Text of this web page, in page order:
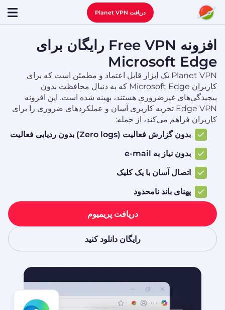
دریافت Planet VPN
افزونه Free VPN رایگان برای
Microsoft Edge
Planet VPN یک ابزار قابل اعتماد و مطمئن است که برای
کاربران Microsoft Edge که به دنبال محافظت بدون
پیچیدگی‌های غیرضروری هستند، بهینه شده است. این افزونه
Edge VPN تجربه کاربری آسان و عملکردهای ضروری را برای
کاربران فراهم می‌کند، از جمله:
بدون گزارش فعالیت (Zero logs) بدون ردیابی فعالیت
بدون نیاز به e-mail
اتصال آسان با یک کلیک
پهنای باند نامحدود
دریافت پریمیوم
رایگان دانلود کنید